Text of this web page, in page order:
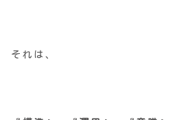
それは、